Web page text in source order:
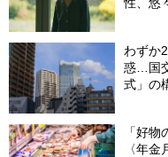
わずか
惑…国
式」の
「好
〈年